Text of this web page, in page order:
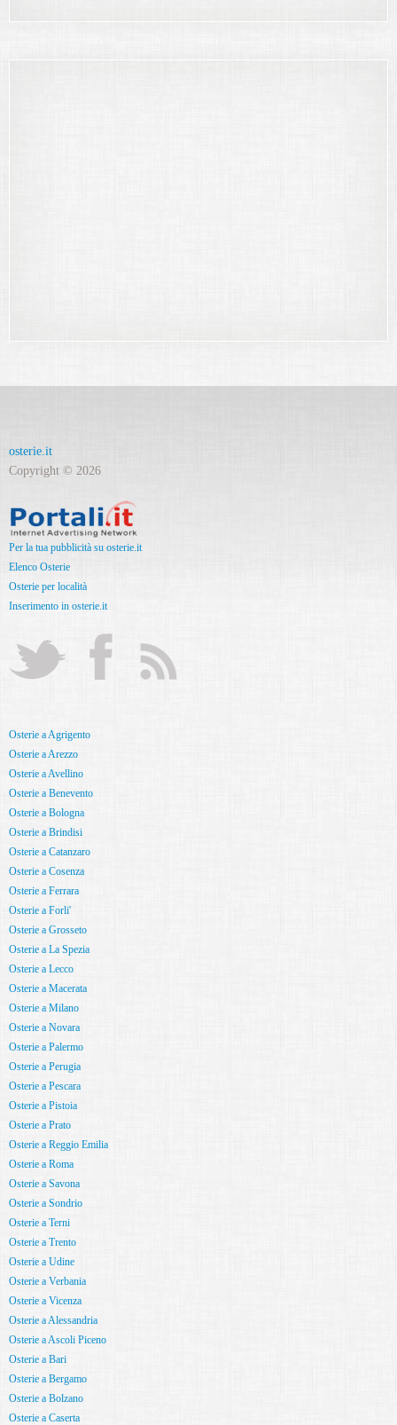
osterie.it
Copyright © 2026
Per la tua pubblicità su osterie.it
Elenco Osterie
Osterie per località
Inserimento in osterie.it
Osterie a Agrigento
Osterie a Arezzo
Osterie a Avellino
Osterie a Benevento
Osterie a Bologna
Osterie a Brindisi
Osterie a Catanzaro
Osterie a Cosenza
Osterie a Ferrara
Osterie a Forli'
Osterie a Grosseto
Osterie a La Spezia
Osterie a Lecco
Osterie a Macerata
Osterie a Milano
Osterie a Novara
Osterie a Palermo
Osterie a Perugia
Osterie a Pescara
Osterie a Pistoia
Osterie a Prato
Osterie a Reggio Emilia
Osterie a Roma
Osterie a Savona
Osterie a Sondrio
Osterie a Terni
Osterie a Trento
Osterie a Udine
Osterie a Verbania
Osterie a Vicenza
Osterie a Alessandria
Osterie a Ascoli Piceno
Osterie a Bari
Osterie a Bergamo
Osterie a Bolzano
Osterie a Caserta